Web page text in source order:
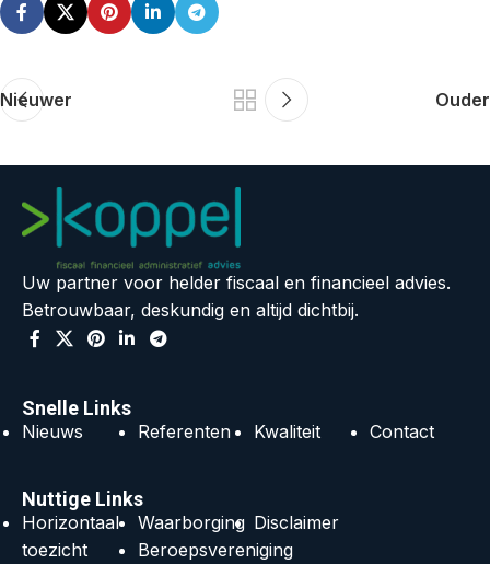
Nieuwer Ouder
Uw partner voor helder fiscaal en financieel advies.
Betrouwbaar, deskundig en altijd dichtbij.
Snelle Links
Nieuws Referenten Kwaliteit Contact
Nuttige Links
Horizontaal
toezicht
Waarborging
Beroepsvereniging
Disclaimer